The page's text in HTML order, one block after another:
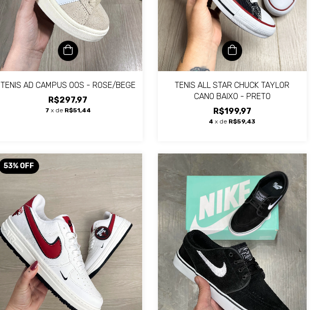
TENIS AD CAMPUS 00S - ROSE/BEGE
R$297,97
7 x de R$51,44
TENIS ALL STAR CHUCK TAYLOR
CANO BAIXO - PRETO
R$199,97
4 x de R$59,43
53% OFF